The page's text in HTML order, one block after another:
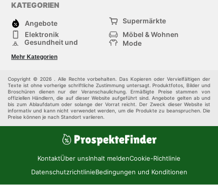
KATEGORIEN
Angebote
Supermärkte
Elektronik
Möbel & Wohnen
Gesundheit und
Mode
Sportartikel und
Sportbekleidung
Einkaufzentren
Andere
Mehr Kategorien
Copyright © 2026 . Alle Rechte vorbehalten. Das Kopieren oder Vervielfältigen der
Texte ist ohne vorherige schriftliche Zustimmung untersagt. Produktfotos, Bilder und
Broschüren dienen nur der Veranschaulichung. Ermäßigte Preise stammen von
offiziellen Händlern, die auf dieser Website aufgeführt sind. Angebote gelten ab und
bis zum Ablaufdatum oder solange der Vorrat reicht. Der Zweck dieser Website ist
informativ und kann nicht verwendet werden, um die Produkte zu beanspruchen. Die
Preise können je nach Standort variieren.
KontaktÜber unsInhalt meldenCookie-Richtlinie
DatenschutzrichtlinieBedingungen und Konditionen